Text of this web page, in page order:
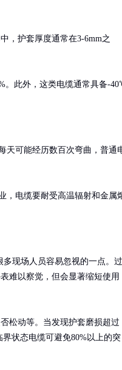
，护套厚度通常在3-6mm之
。此外，这类电缆通常具备-
天可能经历数百次弯曲，普通
，电缆要耐受高温辐射和金属
现场人员容易忽视的一点。过
难以察觉，但会显著缩短使用
松动等。当发现护套磨损超过
状态电缆可避免80%以上的突